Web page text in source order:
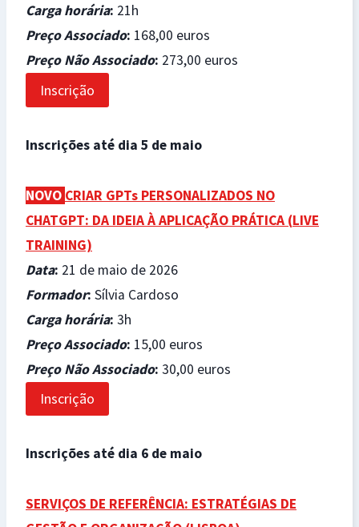
Carga horária: 21h
Preço Associado: 168,00 euros
Preço Não Associado: 273,00 euros
Inscrição
Inscrições até dia 5 de maio
NOVO CRIAR GPTs PERSONALIZADOS NO
CHATGPT: DA IDEIA À APLICAÇÃO PRÁTICA (LIVE
TRAINING)
Data: 21 de maio de 2026
Formador: Sílvia Cardoso
Carga horária: 3h
Preço Associado: 15,00 euros
Preço Não Associado: 30,00 euros
Inscrição
Inscrições até dia 6 de maio
SERVIÇOS DE REFERÊNCIA: ESTRATÉGIAS DE